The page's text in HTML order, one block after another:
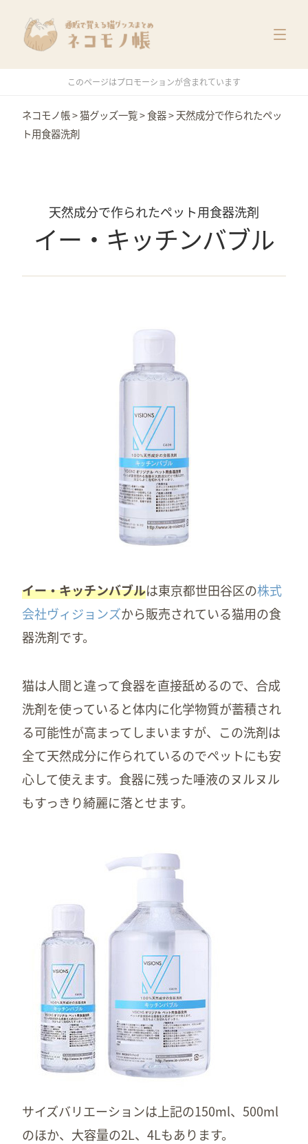
猫グッズ一覧
メーカー別
価格別
このページはプロモーションが含まれています
ネコモノ帳>猫グッズ一覧>食器>天然成分で作られたペッ
ト用食器洗剤
天然成分で作られたペット用食器洗剤
イー・キッチンバブル
イー・キッチンバブルは東京都世田谷区の株式
会社ヴィジョンズから販売されている猫用の食
器洗剤です。
猫は人間と違って食器を直接舐めるので、合成
洗剤を使っていると体内に化学物質が蓄積され
る可能性が高まってしまいますが、この洗剤は
全て天然成分に作られているのでペットにも安
心して使えます。食器に残った唾液のヌルヌル
もすっきり綺麗に落とせます。
サイズバリエーションは上記の150ml、500ml
のほか、大容量の2L、4Lもあります。